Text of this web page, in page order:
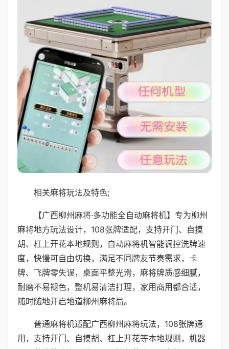
相关麻将玩法及特色;
【广西柳州麻将·多功能全自动麻将机】专为柳州
麻将地方玩法设计，108张牌适配，支持开门、自摸
胡、杠上开花本地规则，自动麻将机智能调控洗牌速
度，快慢可自由切换，满足不同牌友节奏需求，卡
牌、飞牌零失误，桌面平整光滑，麻将牌质感细腻，
耐磨不易褪色，整机易清洁打理，家用商用都合适，
随时随地开启地道柳州麻将局。
普通麻将机适配广西柳州麻将玩法，108张牌通
用，支持开门、自摸胡、杠上开花等本地规则，机器